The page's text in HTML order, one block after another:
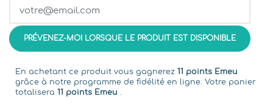
PRÉVENEZ-MOI LORSQUE LE PRODUIT EST DISPONIBLE
En achetant ce produit vous gagnerez 11 points Emeu
grâce à notre programme de fidélité en ligne. Votre panier
totalisera 11 points Emeu .